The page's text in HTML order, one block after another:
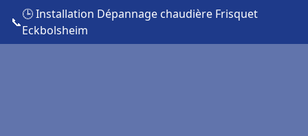
📞
🕒 Installation Dépannage chaudière Frisquet
Eckbolsheim